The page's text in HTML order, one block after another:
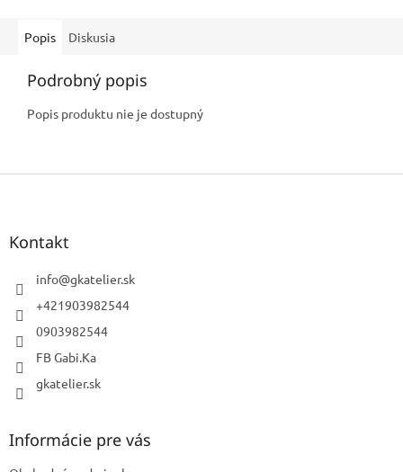
Popis Diskusia
Podrobný popis
Popis produktu nie je dostupný
Z
Kontakt
info@gkatelier.sk
+421903982544
0903982544
FB Gabi.Ka
gkatelier.sk
Informácie pre vás